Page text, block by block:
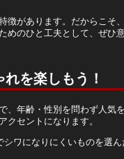
徴があります。だからこそ
のひと工夫として、ぜひ
を楽しもう！
、年齢・性別を問わず人気
クセントになります。
ワになりにくいものを選